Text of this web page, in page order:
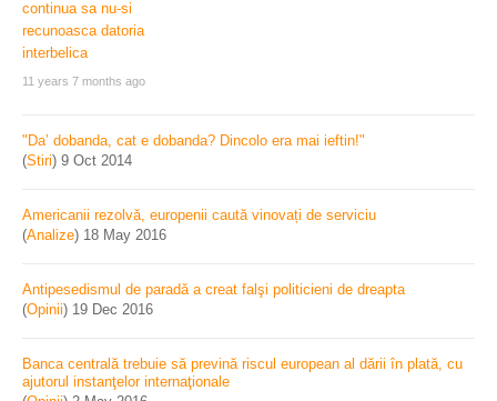
11 years 7 months ago
"Da’ dobanda, cat e dobanda? Dincolo era mai ieftin!"
(Stiri) 9 Oct 2014
Americanii rezolvă, europenii caută vinovați de serviciu
(Analize) 18 May 2016
Antipesedismul de paradă a creat falşi politicieni de dreapta
(Opinii) 19 Dec 2016
Banca centrală trebuie să prevină riscul european al dării în plată, cu
ajutorul instanţelor internaţionale